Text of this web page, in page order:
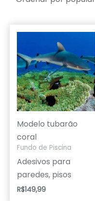
Modelo tubarão
coral
Fundo de Piscina
Adesivos para
paredes, pisos
R$149,99